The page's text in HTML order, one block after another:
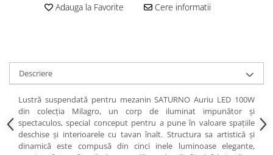
Adauga la Favorite Cere informatii
Descriere
Lustră suspendată pentru mezanin SATURNO Auriu LED 100W
din colecția Milagro, un corp de iluminat impunător și
spectaculos, special conceput pentru a pune în valoare spațiile
deschise și interioarele cu tavan înalt. Structura sa artistică și
dinamică este compusă din cinci inele luminoase elegante,